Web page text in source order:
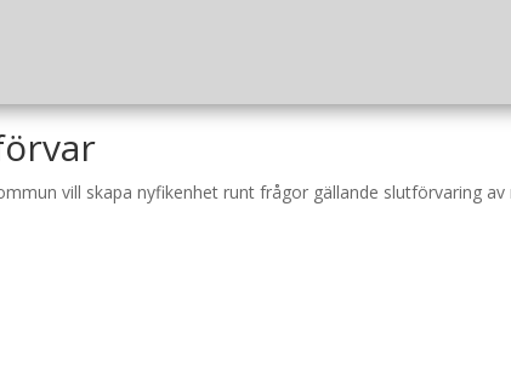
vill skapa nyfikenhet runt frågor gällande slutförvaring